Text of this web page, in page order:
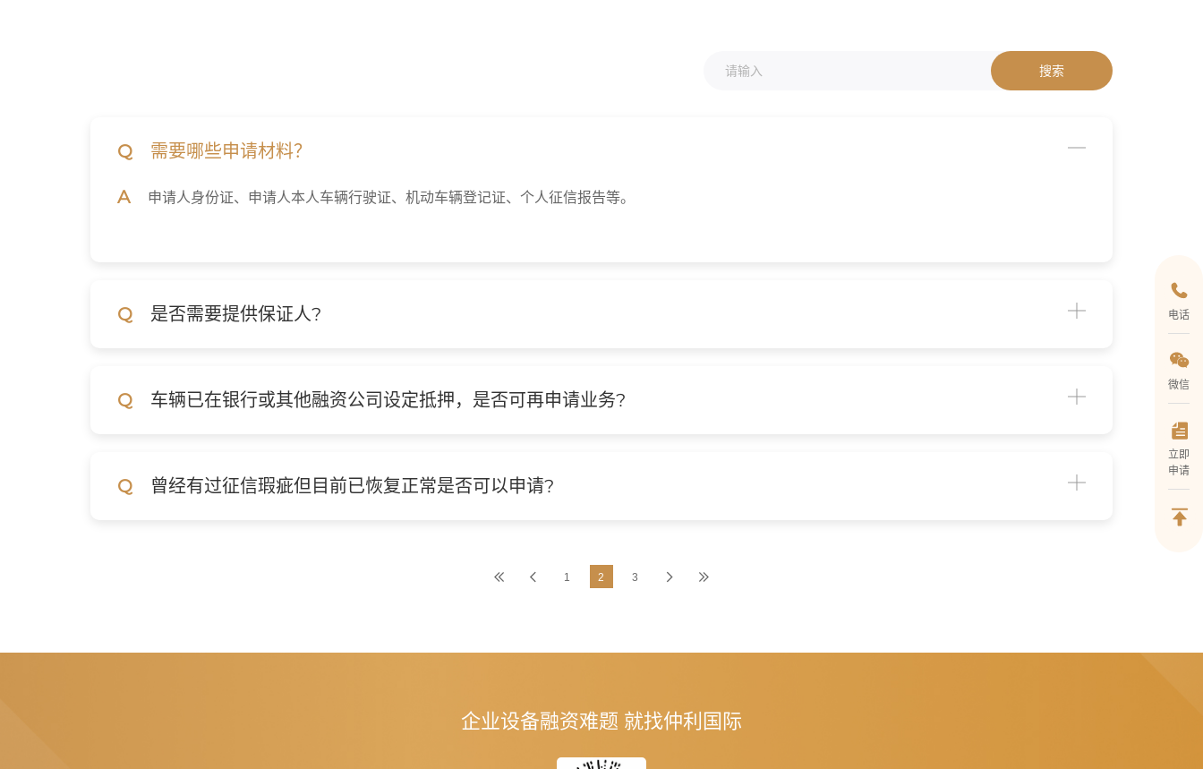
搜索
Q 需要哪些申请材料？
A 申请人身份证、申请人本人车辆行驶证、机动车辆登记证、个人征信报告等。
Q 是否需要提供保证人?
Q 车辆已在银行或其他融资公司设定抵押，是否可再申请业务?
Q 曾经有过征信瑕疵但目前已恢复正常是否可以申请?
1 2 3
企业设备融资难题 就找仲利国际
电话
微信
立即
申请